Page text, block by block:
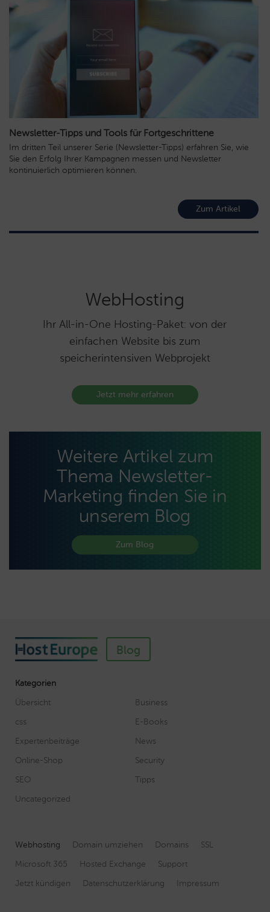
Newsletter-Tipps und Tools für Fortgeschrittene
Im dritten Teil unserer Serie (Newsletter-Tipps) erfahren Sie, wie
Sie den Erfolg Ihrer Kampagnen messen und Newsletter
kontinuierlich optimieren können.
Zum Artikel
WebHosting
Ihr All-in-One Hosting-Paket: von der
einfachen Website bis zum
speicherintensiven Webprojekt
Jetzt mehr erfahren
Weitere Artikel zum
Thema Newsletter-
Marketing finden Sie in
unserem Blog
Zum Blog
Blog
Kategorien
Übersicht
Business
css
E-Books
Expertenbeiträge
News
Online-Shop
Security
SEO
Tipps
Uncategorized
Webhosting Domain umziehen Domains
SSL
Microsoft 365
Hosted Exchange
Support
Jetzt kündigen
Datenschutzerklärung Impressum